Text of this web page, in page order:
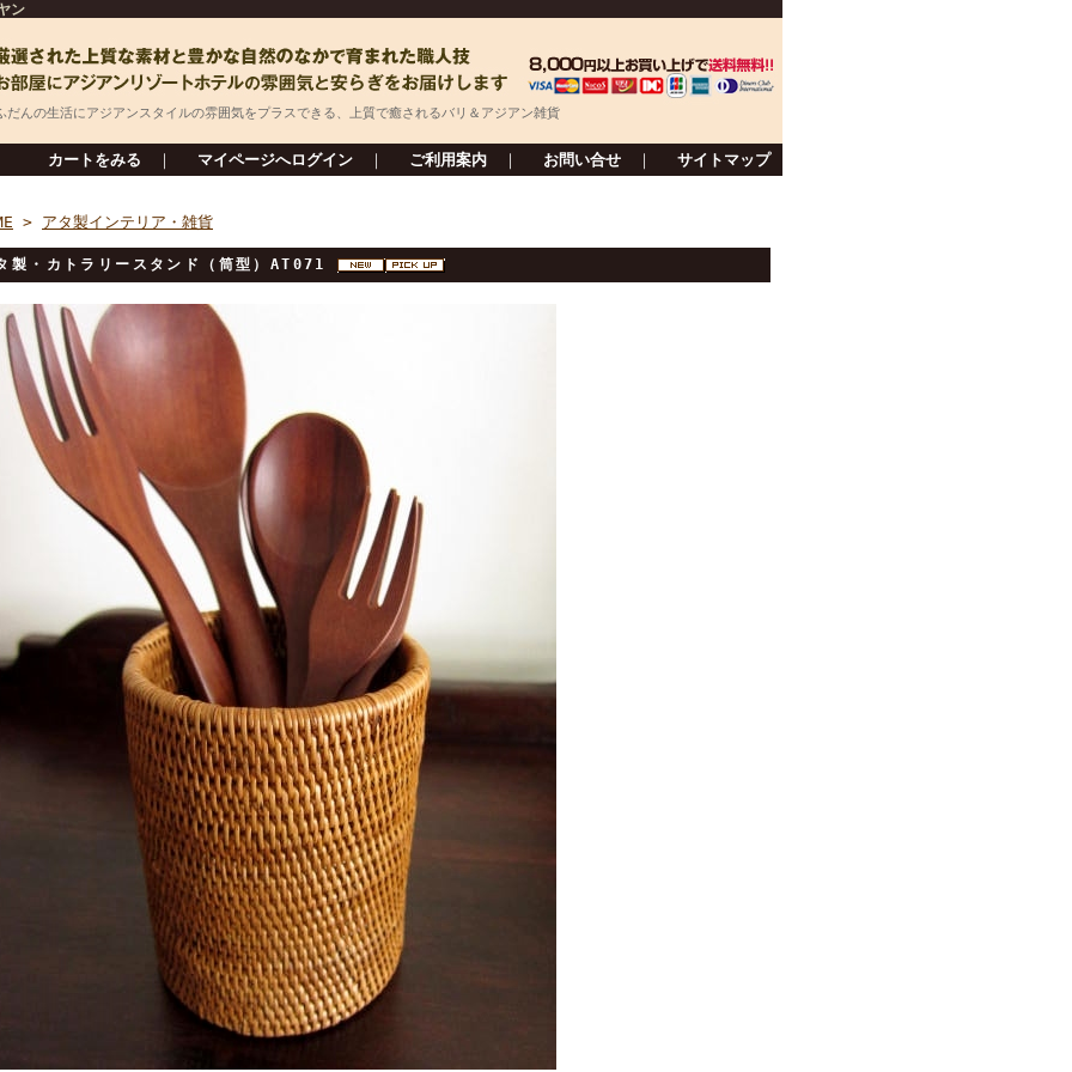
ン
だんの生活にアジアンスタイルの雰囲気をプラスできる、上質で癒されるバリ＆アジアン雑貨
カートをみる ｜ マイページへログイン ｜ ご利用案内 ｜ お問い合せ ｜ サイトマップ
> アタ製インテリア・雑貨
製・カトラリースタンド（筒型）AT071